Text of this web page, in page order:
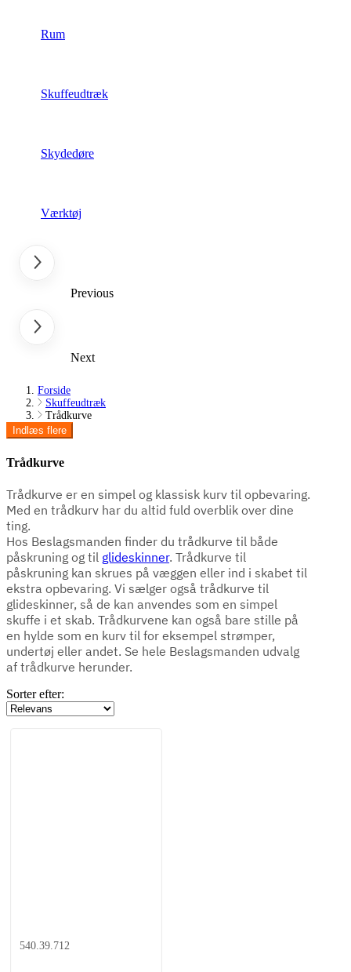
Rum
Skuffeudtræk
Skydedøre
Værktøj
Previous
Next
Forside
Skuffeudtræk
Trådkurve
Clear
Pris
View products
Indlæs flere
Trådkurve
Trådkurve er en simpel og klassisk kurv til opbevaring.
Med en trådkurv har du altid fuld overblik over dine
ting.
Hos Beslagsmanden finder du trådkurve til både
påskruning og til glideskinner. Trådkurve til
påskruning kan skrues på væggen eller ind i skabet til
ekstra opbevaring. Vi sælger også trådkurve til
glideskinner, så de kan anvendes som en simpel
skuffe i et skab. Trådkurvene kan også bare stille på
en hylde som en kurv til for eksempel strømper,
undertøj eller andet. Se hele Beslagsmanden udvalg
af trådkurve herunder.
Sorter efter:
540.39.712